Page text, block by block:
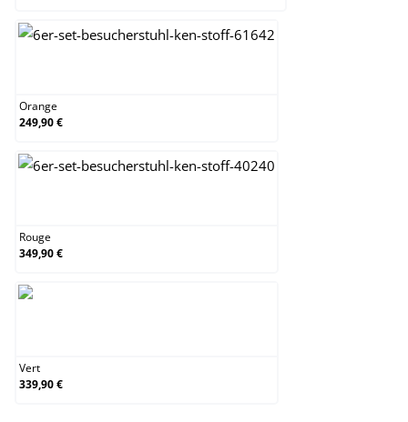
Orange
249,90 €
Rouge
349,90 €
Vert
339,90 €